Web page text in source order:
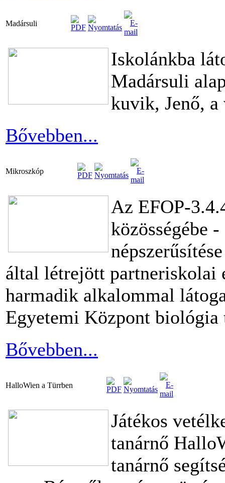
Madársuli
Iskolánkba
Madársuli
kuvik, Jenő, a
Bővebben...
Mikroszkóp
Az EFOP-
közösségébe
által létrejött partneriskolai
harmadik alkalommal
Egyetemi Központ biológia
Bővebben...
HalloWien a Türrben
Játékos
tanárnő
tanárnő